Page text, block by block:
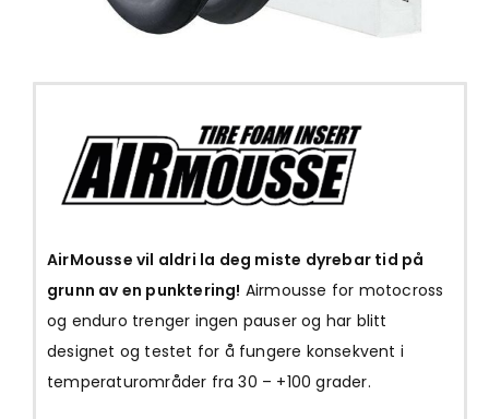
AirMousse vil aldri la deg miste dyrebar tid på
grunn av en punktering! Airmousse for motocross
og enduro trenger ingen pauser og har blitt
designet og testet for å fungere konsekvent i
temperaturområder fra 30 – +100 grader.